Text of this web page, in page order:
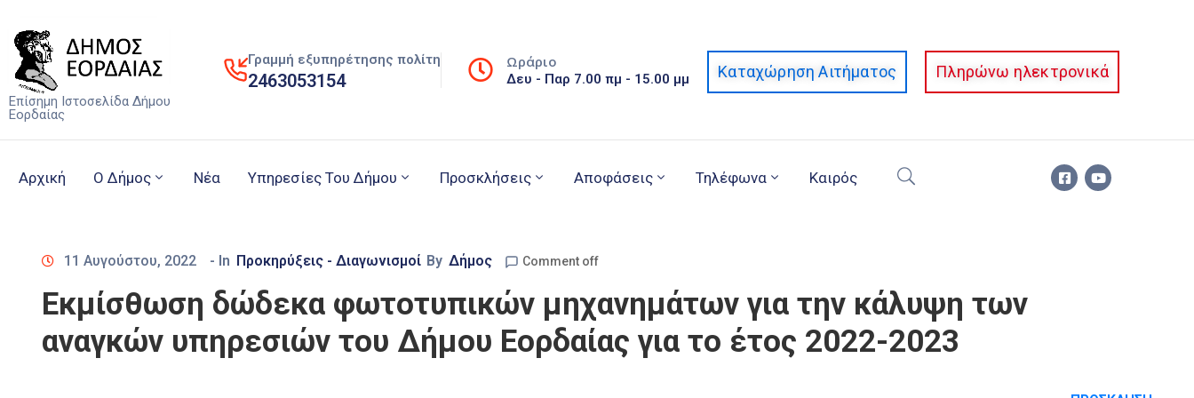
Επίσημη Ιστοσελίδα Δήμου
Εορδαίας
Γραμμή εξυπηρέτησης πολίτη
2463053154
Ωράριο
Δευ - Παρ 7.00 πμ - 15.00 μμ Καταχώρηση Αιτήματος Πληρώνω ηλεκτρονικά
Αρχική Ο Δήμος Νέα Υπηρεσίες Του Δήμου Προσκλήσεις Αποφάσεις Τηλέφωνα Καιρός
11 Αυγούστου, 2022 - In Προκηρύξεις - Διαγωνισμοί By Δήμος Comment off
Εκμίσθωση δώδεκα φωτοτυπικών μηχανημάτων για την κάλυψη των
αναγκών υπηρεσιών του Δήμου Εορδαίας για το έτος 2022-2023